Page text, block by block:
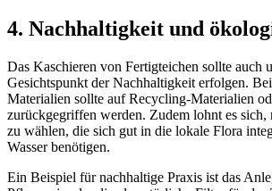
4. Nachhaltigkeit und
Das Kaschieren von Fertigteichen sollte auch
Gesichtspunkt der Nachhaltigkeit erfolgen.
Materialien sollte auf Recycling-Materialien
zurückgegriffen werden. Zudem lohnt es sich,
zu wählen, die sich gut in die lokale Flora
Wasser benötigen.
Ein Beispiel für nachhaltige Praxis ist das